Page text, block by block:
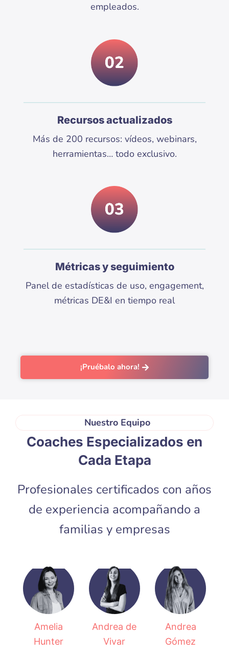
empleados.
Recursos actualizados
Más de 200 recursos: vídeos, webinars,
herramientas… todo exclusivo.
Métricas y seguimiento
Panel de estadísticas de uso, engagement,
métricas DE&I en tiempo real
¡Pruébalo ahora!
Nuestro Equipo
Coaches Especializados en
Cada Etapa
Profesionales certificados con años
de experiencia acompañando a
familias y empresas
Amelia
Hunter
Andrea de
Vivar
Andrea
Gómez